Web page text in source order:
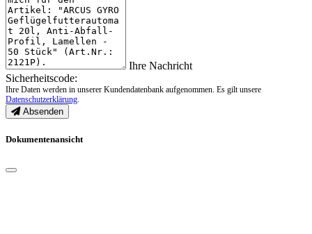
Ihre Nachricht
Sicherheitscode:
Ihre Daten werden in unserer Kundendatenbank aufgenommen. Es gilt unsere
Datenschutzerklärung.
Absenden
Dokumentenansicht